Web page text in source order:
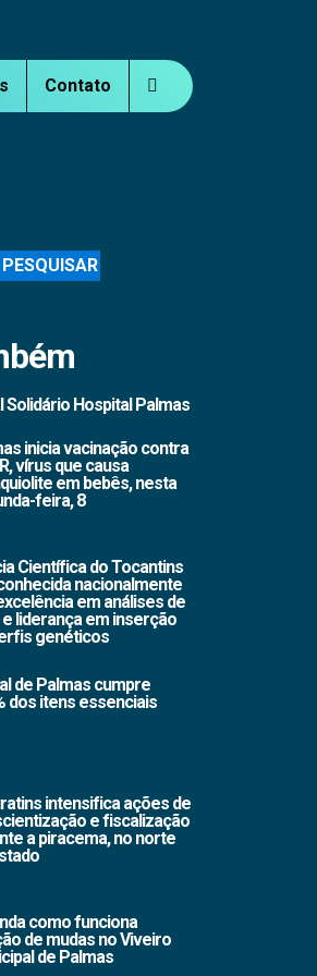
Contato
PESQUISAR
Solidário Hospital Palmas
inicia vacinação contra
vírus que causa
em bebês, nesta
feira, 8
Científica do Tocantins
nacionalmente
em análises de
e liderança em inserção
genéticos
de Palmas cumpre
dos itens essenciais
intensifica ações de
e fiscalização
a piracema, no norte
como funciona
de mudas no Viveiro
de Palmas